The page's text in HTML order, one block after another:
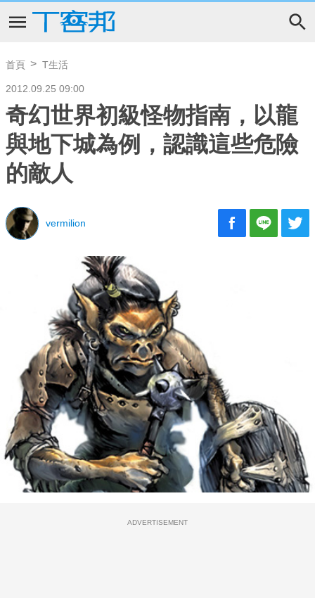
首頁 T生活
2012.09.25 09:00
奇幻世界初級怪物指南，以龍
與地下城為例，認識這些危險
的敵人
vermilion
ADVERTISEMENT